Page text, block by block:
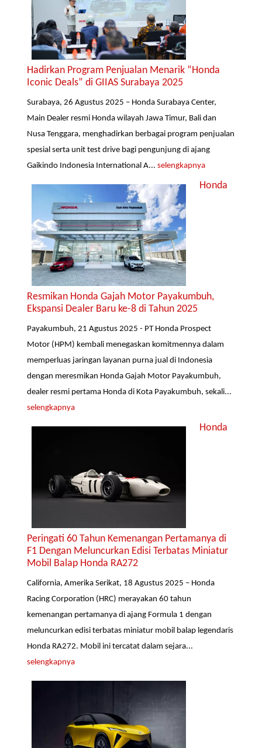
Hadirkan Program Penjualan Menarik “Honda
Iconic Deals” di GIIAS Surabaya 2025
Surabaya, 26 Agustus 2025 – Honda Surabaya Center,
Main Dealer resmi Honda wilayah Jawa Timur, Bali dan
Nusa Tenggara, menghadirkan berbagai program penjualan
spesial serta unit test drive bagi pengunjung di ajang
Gaikindo Indonesia International A...selengkapnya
Honda
Resmikan Honda Gajah Motor Payakumbuh,
Ekspansi Dealer Baru ke-8 di Tahun 2025
Payakumbuh, 21 Agustus 2025 - PT Honda Prospect
Motor (HPM) kembali menegaskan komitmennya dalam
memperluas jaringan layanan purna jual di Indonesia
dengan meresmikan Honda Gajah Motor Payakumbuh,
dealer resmi pertama Honda di Kota Payakumbuh, sekali...
selengkapnya
Honda
Peringati 60 Tahun Kemenangan Pertamanya di
F1 Dengan Meluncurkan Edisi Terbatas Miniatur
Mobil Balap Honda RA272
California, Amerika Serikat, 18 Agustus 2025 – Honda
Racing Corporation (HRC) merayakan 60 tahun
kemenangan pertamanya di ajang Formula 1 dengan
meluncurkan edisi terbatas miniatur mobil balap legendaris
Honda RA272. Mobil ini tercatat dalam sejara...
selengkapnya